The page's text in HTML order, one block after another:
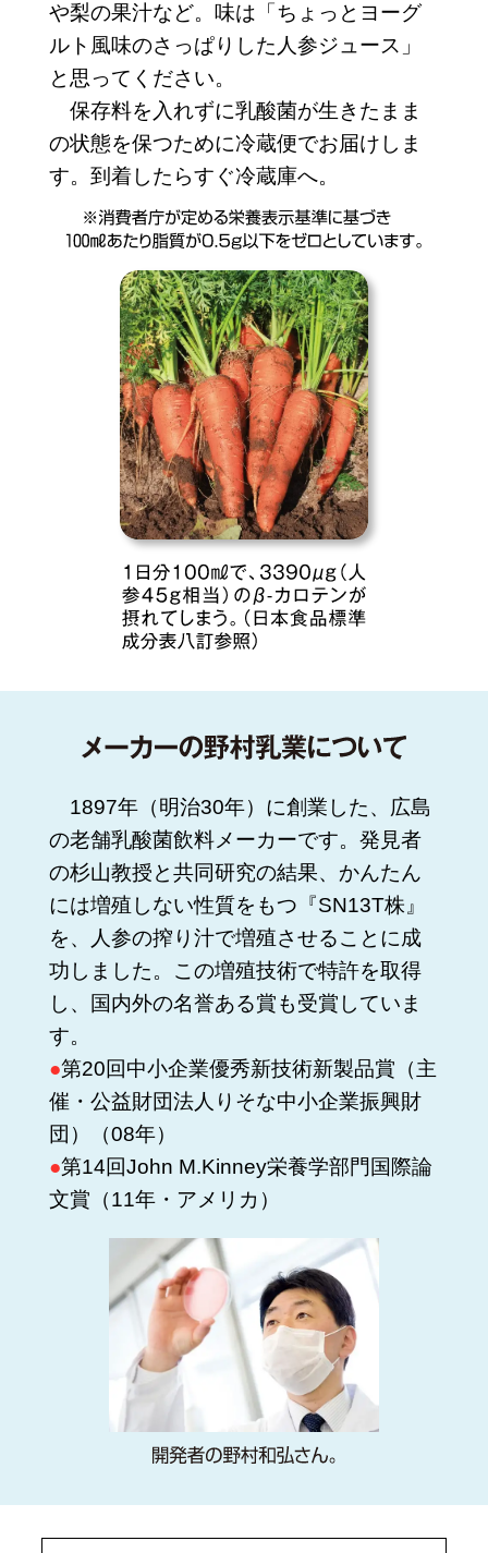
や梨の果汁など。味は「ちょっとヨーグ
ルト風味のさっぱりした人参ジュース」
と思ってください。
保存料を入れずに乳酸菌が生きたまま
の状態を保つために冷蔵便でお届けしま
す。到着したらすぐ冷蔵庫へ。
1897年（明治30年）に創業した、広島
の老舗乳酸菌飲料メーカーです。発見者
の杉山教授と共同研究の結果、かんたん
には増殖しない性質をもつ『SN13T株』
を、人参の搾り汁で増殖させることに成
功しました。この増殖技術で特許を取得
し、国内外の名誉ある賞も受賞していま
す。
●第20回中小企業優秀新技術新製品賞（主
催・公益財団法人りそな中小企業振興財
団）（08年）
●第14回John M.Kinney栄養学部門国際論
文賞（11年・アメリカ）